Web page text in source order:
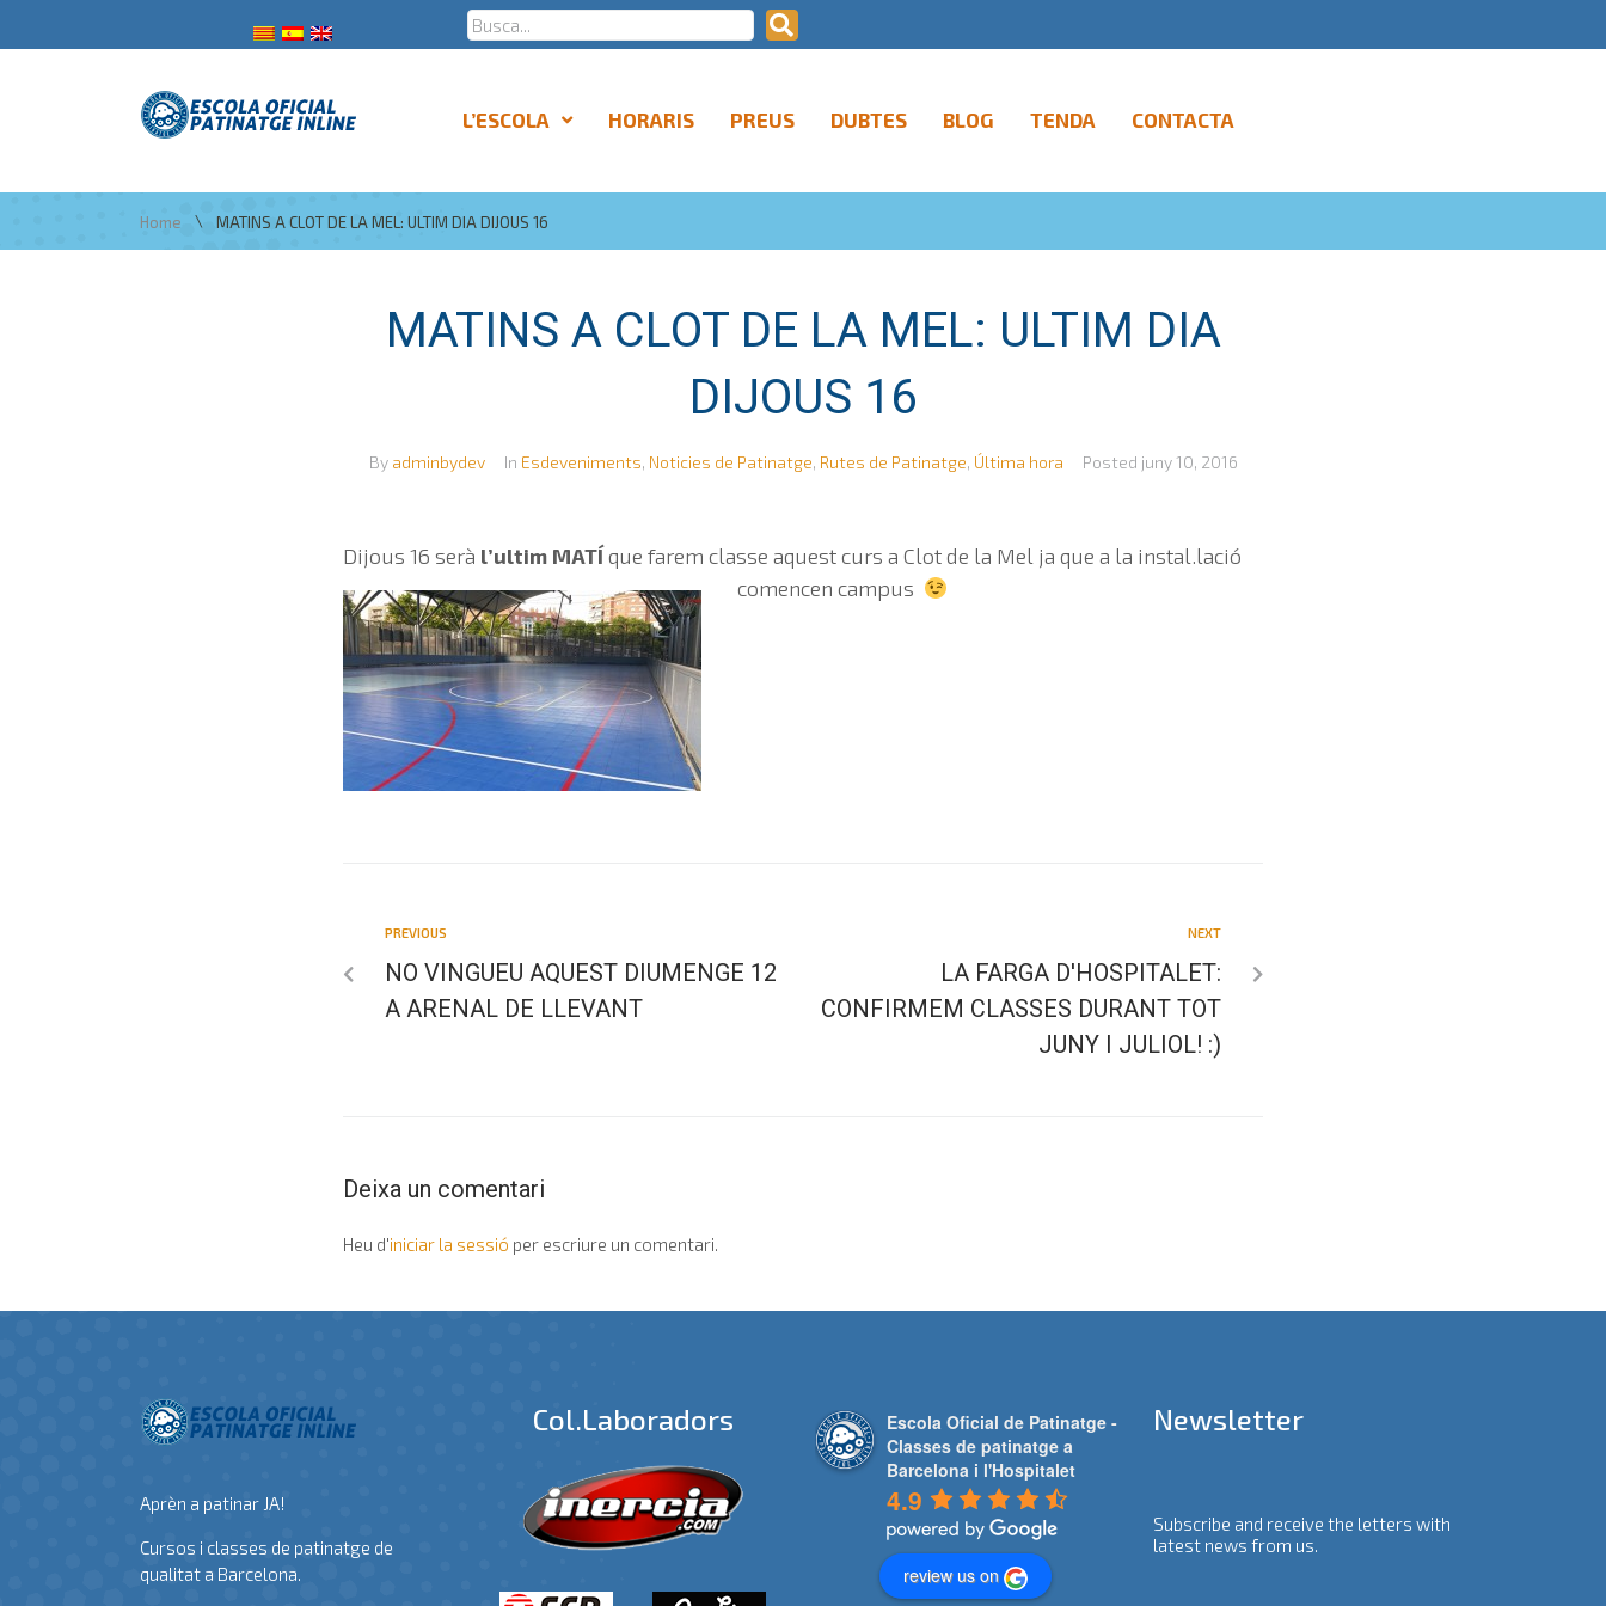
L’ESCOLA HORARIS PREUS DUBTES BLOG TENDA CONTACTA
Home \ MATINS A CLOT DE LA MEL: ULTIM DIA DIJOUS 16
MATINS A CLOT DE LA MEL: ULTIM DIA
DIJOUS 16
By adminbydev In Esdeveniments, Noticies de Patinatge, Rutes de Patinatge, Última hora Posted juny 10, 2016
Dijous 16 serà l’ultim MATÍque farem classe aquest curs a Clot de la Mel ja que a la instal.lació
comencen campus
PREVIOUS
NO VINGUEU AQUEST DIUMENGE 12
A ARENAL DE LLEVANT
NEXT
LA FARGA D'HOSPITALET:
CONFIRMEM CLASSES DURANT TOT
JUNY I JULIOL! :)
Deixa un comentari
Heu d'iniciar la sessió per escriure un comentari.
Aprèn a patinar JA!
Cursos i classes de patinatge de
qualitat a Barcelona.
Col.laboradors
Escola Oficial de Patinatge -
Classes de patinatge a
Barcelona i l'Hospitalet
4.9
review us on
Newsletter
Subscribe and receive the letters with
latest news from us.